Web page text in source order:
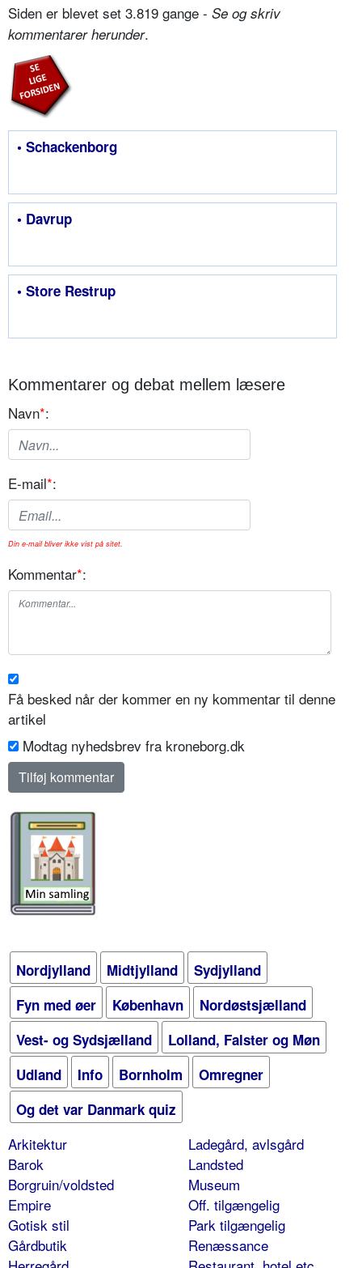
Siden er blevet set 3.819 gange - Se og skriv
kommentarer herunder.
• Schackenborg
• Davrup
• Store Restrup
Kommentarer og debat mellem læsere
Navn*:
E-mail*:
Din e-mail bliver ikke vist på sitet.
Kommentar*:
Få besked når der kommer en ny kommentar til denne
artikel
Modtag nyhedsbrev fra kroneborg.dk
Nordjylland Midtjylland
Sydjylland
Fyn med øer
København
Nordøstsjælland
Vest- og Sydsjælland
Lolland, Falster og Møn
Udland
Info Bornholm
Omregner
Og det var Danmark quiz
Arkitektur
Barok
Borgruin/voldsted
Empire
Gotisk stil
Gårdbutik
Ladegård, avlsgård
Landsted
Museum
Off. tilgængelig
Park tilgængelig
Renæssance